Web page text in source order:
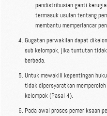
pendistribusian ganti
termasuk usulan tentang
membantu memperlancar
Gugatan perwakilan dapat
sub kelompok, jika tuntutan
berbeda.
Untuk mewakili kepentingan
tidak dipersyaratkan
kelompok (Pasal 4).
Pada awal proses pemeriksaan